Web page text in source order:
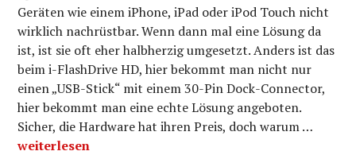
Geräten wie einem iPhone, iPad oder iPod Touch nicht
wirklich nachrüstbar. Wenn dann mal eine Lösung da
ist, ist sie oft eher halbherzig umgesetzt. Anders ist das
beim i-FlashDrive HD, hier bekommt man nicht nur
einen „USB-Stick“ mit einem 30-Pin Dock-Connector,
hier bekommt man eine echte Lösung angeboten.
Sicher, die Hardware hat ihren Preis, doch warum …
i-FlashDrive HD für iOS iPad, iPhone und iPod Touch
weiterlesen